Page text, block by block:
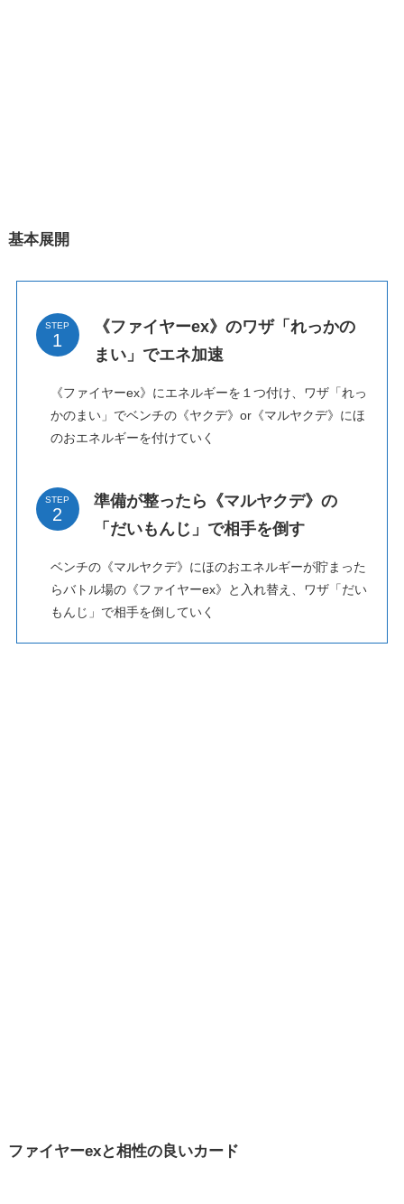
基本展開
STEP
《ファイヤーex》のワザ「れっかの
まい」でエネ加速
《ファイヤーex》にエネルギーを１つ付け、ワザ「れっ
かのまい」でベンチの《ヤクデ》or《マルヤクデ》にほ
のおエネルギーを付けていく
STEP
準備が整ったら《マルヤクデ》の
「だいもんじ」で相手を倒す
ベンチの《マルヤクデ》にほのおエネルギーが貯まった
らバトル場の《ファイヤーex》と入れ替え、ワザ「だい
もんじ」で相手を倒していく
ファイヤーexと相性の良いカード